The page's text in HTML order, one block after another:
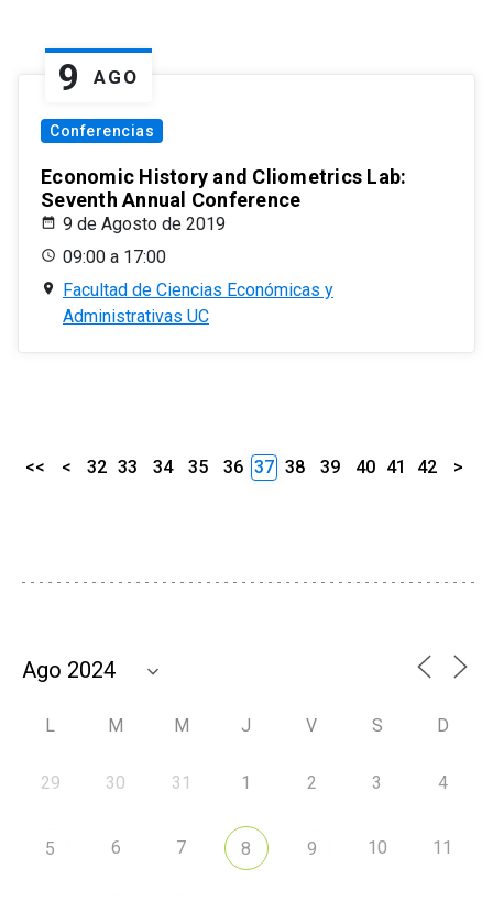
9 AGO
Conferencias
Economic History and Cliometrics Lab:
Seventh Annual Conference
9 de Agosto de 2019
09:00 a 17:00
Facultad de Ciencias Económicas y
Administrativas UC
<< < 32 33 34 35 36 37 38 39 40 41 42 >
L M M J V S D
29 30 31 1 2 3 4
5 6 7 8 9 10 11